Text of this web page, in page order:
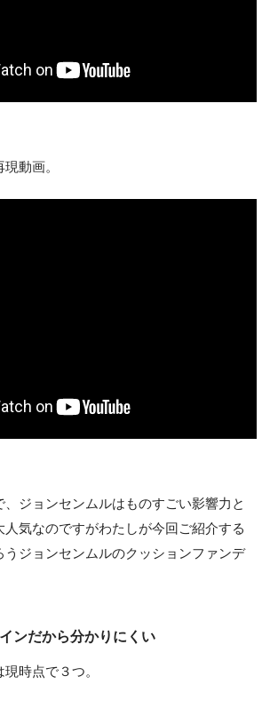
動画。
、ジョンセンムルはものすごい影響力と
気なのですがわたしが今回ご紹介する
うジョンセンムルのクッションファンデ
ンだから分かりにくい
時点で３つ。